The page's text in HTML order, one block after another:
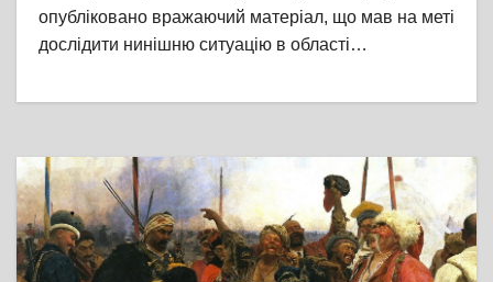
опубліковано вражаючий матеріал, що мав на меті
дослідити нинішню ситуацію в області…